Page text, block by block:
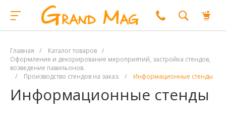
Главная / Каталог товаров /
Оформление и декорирование мероприятий, застройка стендов,
возведение павильонов.
/
Производство стендов на заказ. / Информационные стенды
Информационные стенды